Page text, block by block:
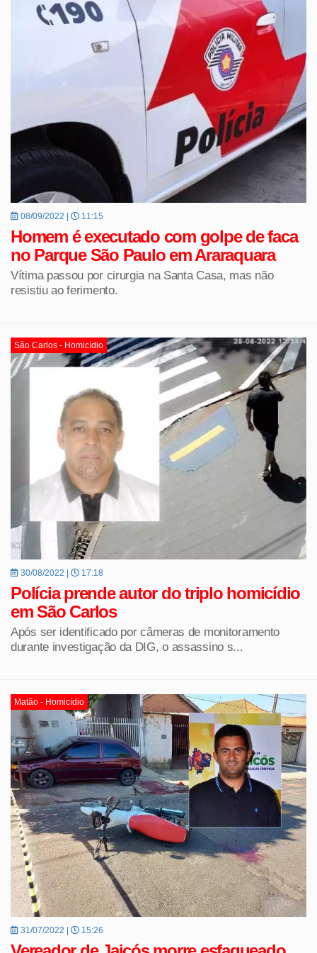
08/09/2022 | 11:15
Homem é executado com golpe de faca
no Parque São Paulo em Araraquara
Vítima passou por cirurgia na Santa Casa, mas não
resistiu ao ferimento.
São Carlos - Homicídio
30/08/2022 | 17:18
Polícia prende autor do triplo homicídio
em São Carlos
Após ser identificado por câmeras de monitoramento
durante investigação da DIG, o assassino s...
Matão - Homicídio
31/07/2022 | 15:26